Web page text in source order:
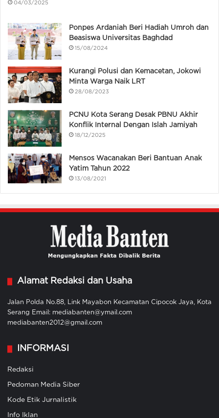
04/03/2025
Ponpes Ardaniah Beri Hadiah Umroh dan
Beasiswa Universitas Baghdad
15/08/2024
Kurangi Polusi dan Kemacetan, Jokowi
Minta Warga Naik LRT
28/08/2023
PCNU Kota Serang Desak PBNU Akhir
Konflik Internal Dengan Islah Jamiyah
18/12/2025
Mensos Wacanakan Beri Bantuan Anak
Yatim Tahun 2022
13/08/2021
Alamat Redaksi dan Usaha
Jalan Polda No.88, Link Mayabon Kecamatan Cipocok Jaya, Kota
Serang Email: mediabanten@ymail.com
mediabanten2012@gmail.com
INFORMASI
Redaksi
Pedoman Media Siber
Kode Etik Jurnalistik
Info Iklan